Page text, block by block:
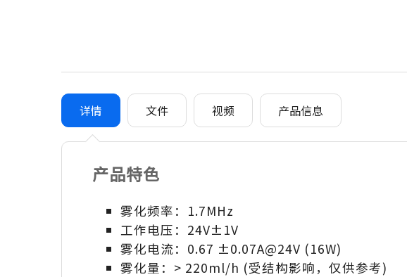
详情 文件 视频 产品信息
产品特色
雾化频率：1.7MHz
工作电压：24V±1V
雾化电流：0.67 ±0.07A@24V (16W)
雾化量：> 220ml/h (受结构影响，仅供参考)